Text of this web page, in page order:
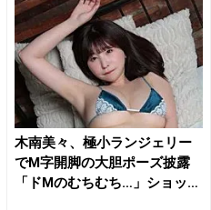
木南美々、極小ランジェリー
でM字開脚の大胆ポーズ披露
「ドMのむちむち…」ショッ